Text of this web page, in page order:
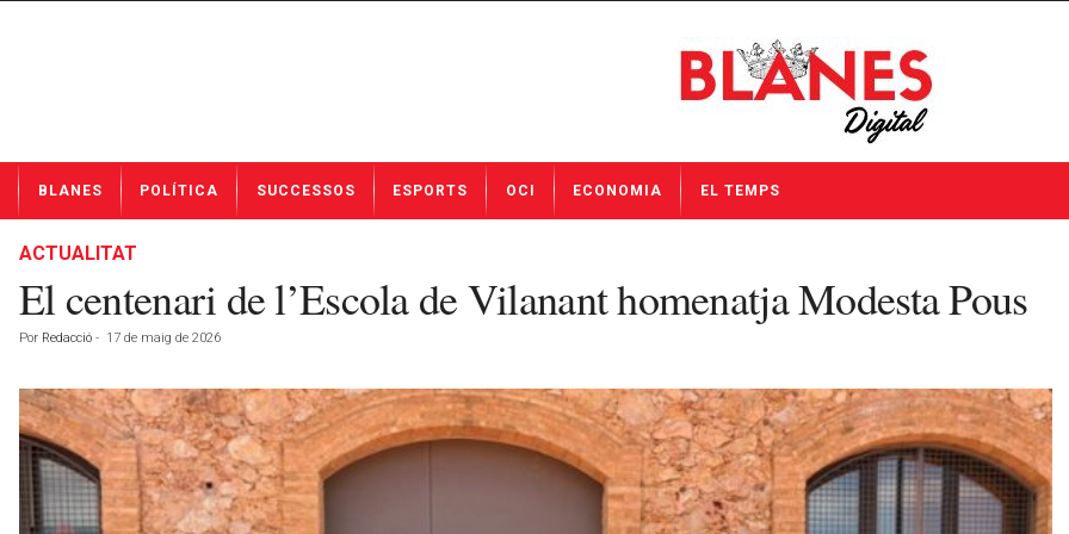
t
BLANES POLÍTICA SUCCESSOS ESPORTS OCI ECONOMIA EL TEMPS
ACTUALITAT
El centenari de l’Escola de Vilanant homenatja Modesta Pous
Por Redacció - 17 de maig de 2026